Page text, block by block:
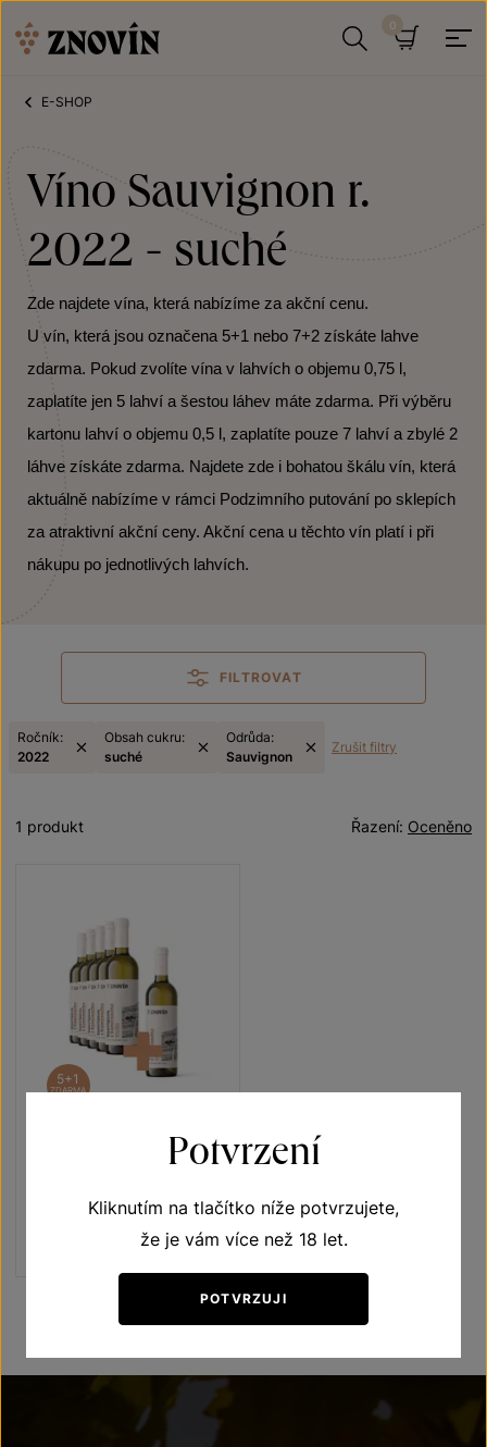
E-SHOP
Víno Sauvignon r.
2022 - suché
Zde najdete vína, která nabízíme za akční cenu.
U vín, která jsou označena 5+1 nebo 7+2 získáte lahve
zdarma. Pokud zvolíte vína v lahvích o objemu 0,75 l,
zaplatíte jen 5 lahví a šestou láhev máte zdarma. Při výběru
kartonu lahví o objemu 0,5 l, zaplatíte pouze 7 lahví a zbylé 2
láhve získáte zdarma. Najdete zde i bohatou škálu vín, která
aktuálně nabízíme v rámci Podzimního putování po sklepích
za atraktivní akční ceny. Akční cena u těchto vín platí i při
nákupu po jednotlivých lahvích.
FILTROVAT
Ročník:
2022
Obsah cukru:
suché
Odrůda:
Sauvignon
Zrušit filtry
Oceněno
Řazení:
1 produkt
5+1
ZDARMA
Sauvignon 5+1
pozdní sběr 2022
Šarže 2319
Kč
Potvrzení
Kliknutím na tlačítko níže potvrzujete,
že je vám více než 18 let.
POTVRZUJI